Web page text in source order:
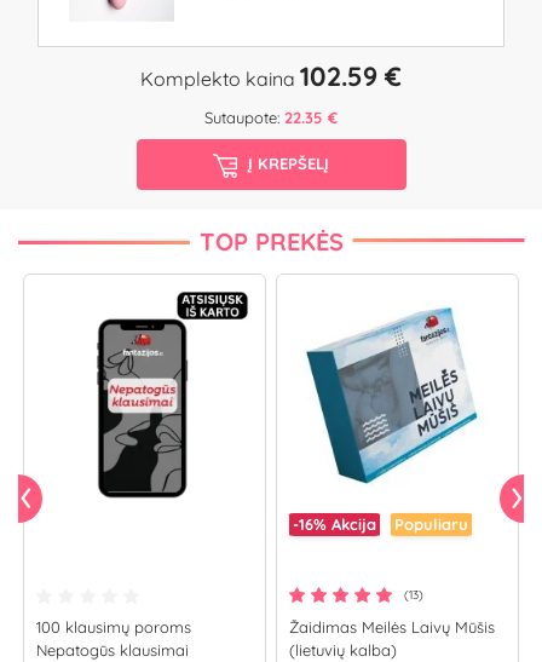
Komplekto kaina 102.59 €
Sutaupote: 22.35 €
Į KREPŠELĮ
TOP PREKĖS
100 klausimų poroms
Nepatogūs klausimai
-16% Akcija Populiaru
(13)
Žaidimas Meilės Laivų Mūšis
(lietuvių kalba)